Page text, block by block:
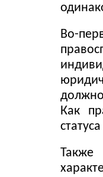
Во-
Как